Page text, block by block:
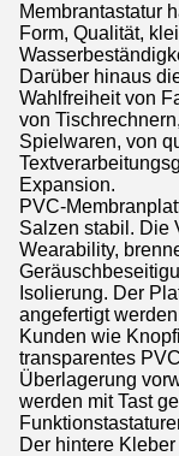
Membrantastatur
Form, Qualität,
Darüber hinaus
Wahlfreiheit von
von
Spielwaren, von
Expansion.
PVC-
Salzen stabil. Die
Wearability,
Isolierung. Der
angefertigt
Kunden wie
transparentes
Überlagerung
werden mit Tast
Der hintere